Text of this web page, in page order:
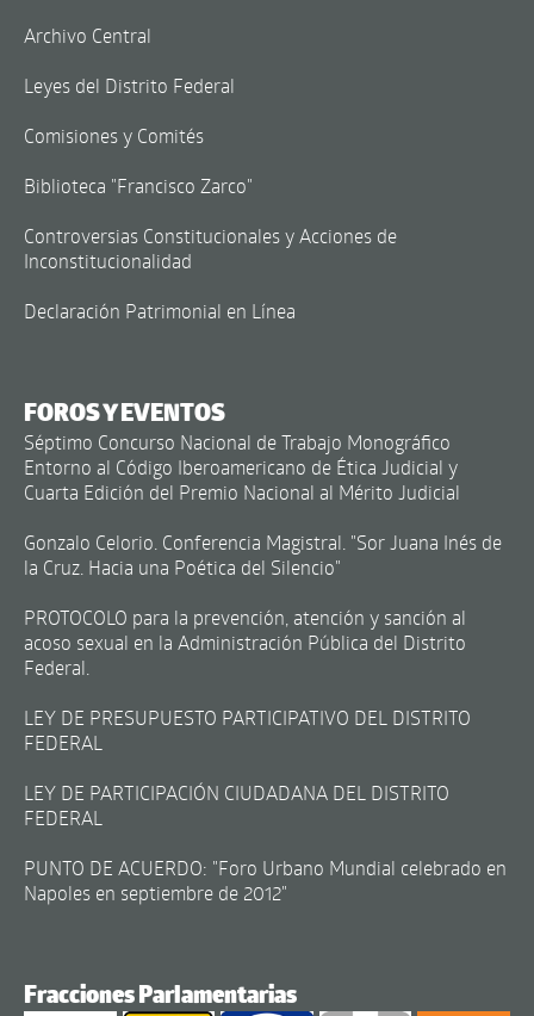
Archivo Central
Leyes del Distrito Federal
Comisiones y Comités
Biblioteca "Francisco Zarco"
Controversias Constitucionales y Acciones de
Inconstitucionalidad
Declaración Patrimonial en Línea
FOROS Y EVENTOS
Séptimo Concurso Nacional de Trabajo Monográfico
Entorno al Código Iberoamericano de Ética Judicial y
Cuarta Edición del Premio Nacional al Mérito Judicial
Gonzalo Celorio. Conferencia Magistral. "Sor Juana Inés de
la Cruz. Hacia una Poética del Silencio"
PROTOCOLO para la prevención, atención y sanción al
acoso sexual en la Administración Pública del Distrito
Federal.
LEY DE PRESUPUESTO PARTICIPATIVO DEL DISTRITO
FEDERAL
LEY DE PARTICIPACIÓN CIUDADANA DEL DISTRITO
FEDERAL
PUNTO DE ACUERDO: "Foro Urbano Mundial celebrado en
Napoles en septiembre de 2012"
Fracciones Parlamentarias